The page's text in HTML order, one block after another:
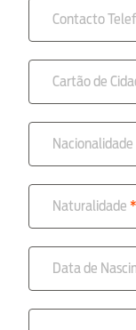
Contacto
Cartão de
Nacionalidade
Naturalidade
Data de